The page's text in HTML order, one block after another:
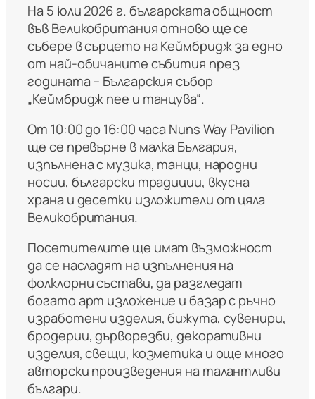
На 5 юли 2026 г. българската общност
във Великобритания отново ще се
събере в сърцето на Кеймбридж за едно
от най-обичаните събития през
годината – Българския събор
„Кеймбридж пее и танцува“.
От 10:00 до 16:00 часа Nuns Way Pavilion
ще се превърне в малка България,
изпълнена с музика, танци, народни
носии, български традиции, вкусна
храна и десетки изложители от цяла
Великобритания.
Посетителите ще имат възможност
да се насладят на изпълнения на
фолклорни състави, да разгледат
богато арт изложение и базар с ръчно
изработени изделия, бижута, сувенири,
бродерии, дърворезби, декоративни
изделия, свещи, козметика и още много
авторски произведения на талантливи
българи.